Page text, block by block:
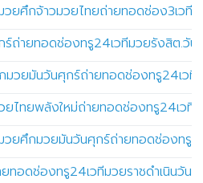
วยศึกจ้าวมวยไทยถ่ายทอดช่อง3เว
ร์ถ่ายทอดช่องทรู24เวทีมวยรังสิต.วั
มวยมันวันศุกร์ถ่ายทอดช่องทรู24เว
ไทยพลังใหม่ถ่ายทอดช่องทรู24เวที
วยศึกมวยมันวันศุกร์ถ่ายทอดช่องท
ทอดช่องทรู24เวทีมวยราชดำเนินวั